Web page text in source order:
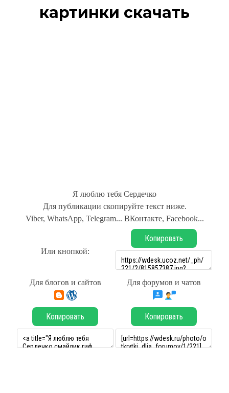
картинки скачать
Я люблю тебя Сердечко
Для публикации скопируйте текст ниже.
Viber, WhatsApp, Telegram... ВКонтакте, Facebook...
Или кнопкой:
Копировать
Для блогов и сайтов Для форумов и чатов
Копировать Копировать